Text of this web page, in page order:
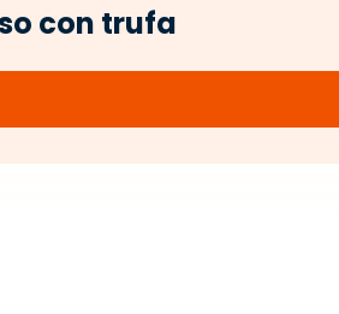
con trufa